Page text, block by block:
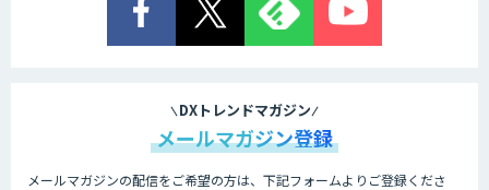
DXトレンドマガジン
メールマガジン登録
メールマガジンの配信をご希望の方は、下記フォームよりご登録くださ